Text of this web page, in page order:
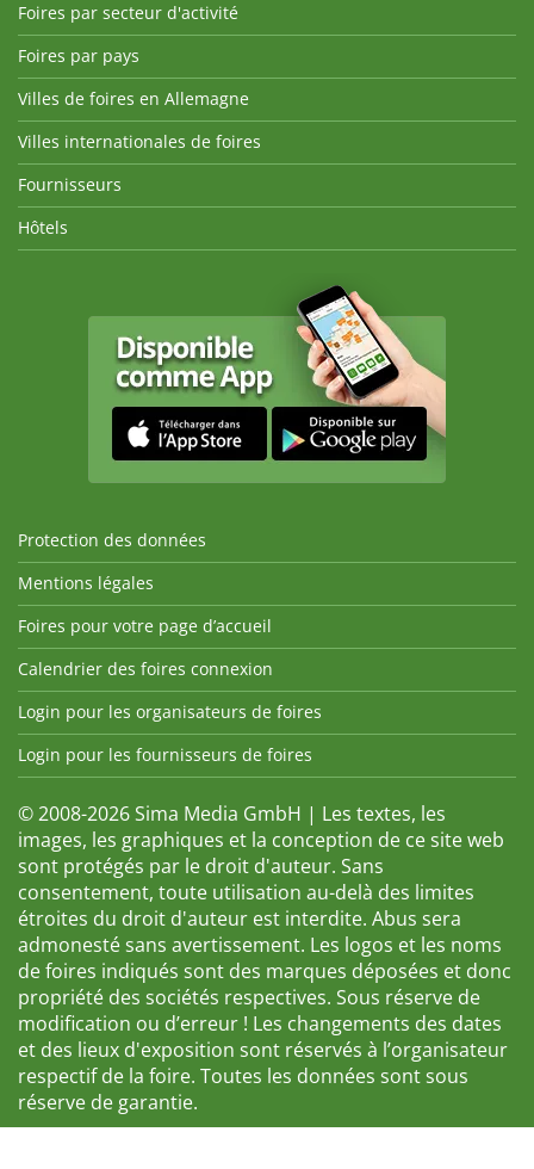
Foires par secteur d'activité
Foires par pays
Villes de foires en Allemagne
Villes internationales de foires
Fournisseurs
Hôtels
Protection des données
Mentions légales
Foires pour votre page d’accueil
Calendrier des foires connexion
Login pour les organisateurs de foires
Login pour les fournisseurs de foires
© 2008-2026 Sima Media GmbH | Les textes, les
images, les graphiques et la conception de ce site web
sont protégés par le droit d'auteur. Sans
consentement, toute utilisation au-delà des limites
étroites du droit d'auteur est interdite. Abus sera
admonesté sans avertissement. Les logos et les noms
de foires indiqués sont des marques déposées et donc
propriété des sociétés respectives. Sous réserve de
modification ou d’erreur ! Les changements des dates
et des lieux d'exposition sont réservés à l’organisateur
respectif de la foire. Toutes les données sont sous
réserve de garantie.